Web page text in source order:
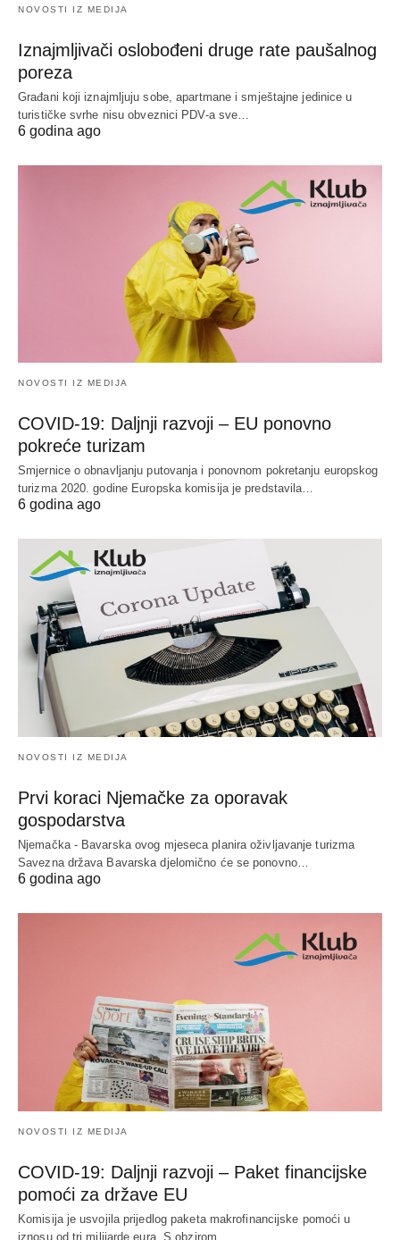
NOVOSTI IZ MEDIJA
Iznajmljivači oslobođeni druge rate paušalnog
poreza
Građani koji iznajmljuju sobe, apartmane i smještajne jedinice u
turističke svrhe nisu obveznici PDV-a sve…
6 godina ago
NOVOSTI IZ MEDIJA
COVID-19: Daljnji razvoji – EU ponovno
pokreće turizam
Smjernice o obnavljanju putovanja i ponovnom pokretanju europskog
turizma 2020. godine Europska komisija je predstavila…
6 godina ago
NOVOSTI IZ MEDIJA
Prvi koraci Njemačke za oporavak
gospodarstva
Njemačka - Bavarska ovog mjeseca planira oživljavanje turizma
Savezna država Bavarska djelomično će se ponovno…
6 godina ago
NOVOSTI IZ MEDIJA
COVID-19: Daljnji razvoji – Paket financijske
pomoći za države EU
Komisija je usvojila prijedlog paketa makrofinancijske pomoći u
iznosu od tri milijarde eura. S obzirom…